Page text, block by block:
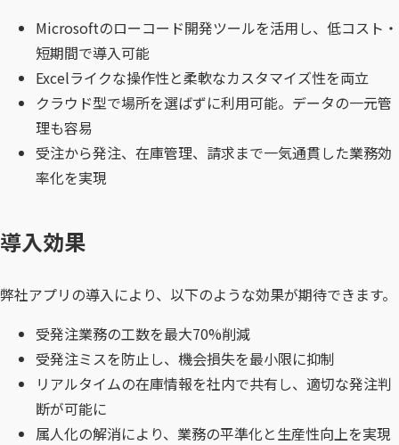
Microsoftのローコード開発ツールを活用し、低コスト・
短期間で導入可能
Excelライクな操作性と柔軟なカスタマイズ性を両立
クラウド型で場所を選ばずに利用可能。データの一元管
理も容易
受注から発注、在庫管理、請求まで一気通貫した業務効
率化を実現
導入効果
弊社アプリの導入により、以下のような効果が期待できます。
受発注業務の工数を最大70%削減
受発注ミスを防止し、機会損失を最小限に抑制
リアルタイムの在庫情報を社内で共有し、適切な発注判
断が可能に
属人化の解消により、業務の平準化と生産性向上を実現